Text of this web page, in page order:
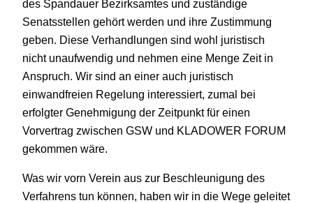
des Spandauer Bezirksamtes und zuständige
Senatsstellen gehört werden und ihre Zustimmung
geben. Diese Verhandlungen sind wohl juristisch
nicht unaufwendig und nehmen eine Menge Zeit in
Anspruch. Wir sind an einer auch juristisch
einwandfreien Regelung interessiert, zumal bei
erfolgter Genehmigung der Zeitpunkt für einen
Vorvertrag zwischen GSW und KLADOWER FORUM
gekommen wäre.
Was wir vorn Verein aus zur Beschleunigung des
Verfahrens tun können, haben wir in die Wege geleitet